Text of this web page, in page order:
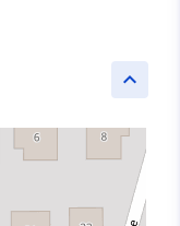
keyboard_arrow_up